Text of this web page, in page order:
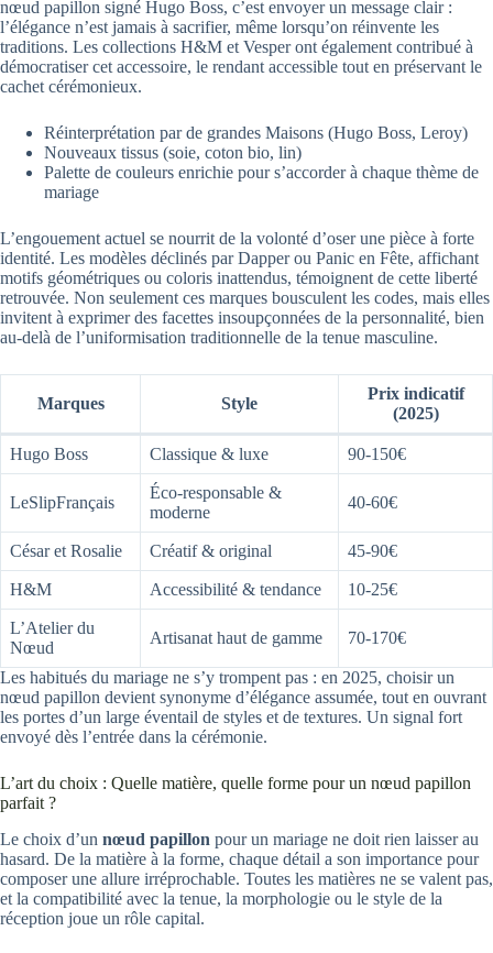
nœud papillon signé Hugo Boss, c’est envoyer un message clair :
l’élégance n’est jamais à sacrifier, même lorsqu’on réinvente les
traditions. Les collections H&M et Vesper ont également contribué à
démocratiser cet accessoire, le rendant accessible tout en préservant le
cachet cérémonieux.
Réinterprétation par de grandes Maisons (Hugo Boss, Leroy)
Nouveaux tissus (soie, coton bio, lin)
Palette de couleurs enrichie pour s’accorder à chaque thème de
mariage
L’engouement actuel se nourrit de la volonté d’oser une pièce à forte
identité. Les modèles déclinés par Dapper ou Panic en Fête, affichant
motifs géométriques ou coloris inattendus, témoignent de cette liberté
retrouvée. Non seulement ces marques bousculent les codes, mais elles
invitent à exprimer des facettes insoupçonnées de la personnalité, bien
au-delà de l’uniformisation traditionnelle de la tenue masculine.
Marques Style
Prix indicatif
(2025)
Hugo Boss Classique & luxe 90-150€
LeSlipFrançais
Éco-responsable &
moderne
40-60€
César et Rosalie Créatif & original 45-90€
H&M Accessibilité & tendance 10-25€
L’Atelier du
Nœud
Artisanat haut de gamme 70-170€
Les habitués du mariage ne s’y trompent pas : en 2025, choisir un
nœud papillon devient synonyme d’élégance assumée, tout en ouvrant
les portes d’un large éventail de styles et de textures. Un signal fort
envoyé dès l’entrée dans la cérémonie.
L’art du choix : Quelle matière, quelle forme pour un nœud papillon
parfait ?
Le choix d’un nœud papillon pour un mariage ne doit rien laisser au
hasard. De la matière à la forme, chaque détail a son importance pour
composer une allure irréprochable. Toutes les matières ne se valent pas,
et la compatibilité avec la tenue, la morphologie ou le style de la
réception joue un rôle capital.